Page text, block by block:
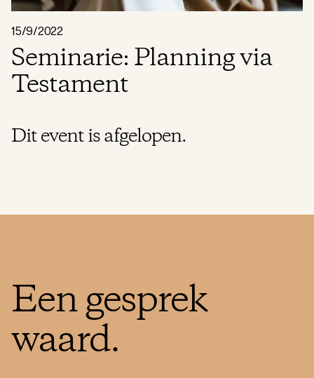
15/9/2022
Seminarie: Planning via
Testament
Dit event is afgelopen.
Een gesprek
waard.